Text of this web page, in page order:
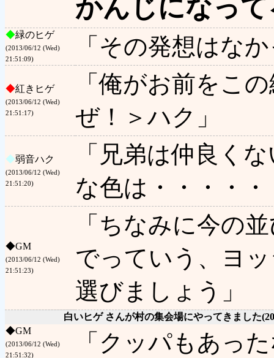
かんじになっ
◆緑のヒゲ
(2013/06/12 (Wed)
21:51:09)
「その発想はな
◆紅きヒゲ
(2013/06/12 (Wed)
21:51:17)
「俺がお前をこ
ぜ！＞ハク」
◆弱音ハク
(2013/06/12 (Wed)
21:51:20)
「兄弟は仲良く
な色は・・・・・
◆GM
(2013/06/12 (Wed)
21:51:23)
「ちなみに今の
でっていう、ヨ
選びましょう」
白いヒゲ さんが村の集会場にやってきました
◆GM
(2013/06/12 (Wed)
21:51:32)
「クッパもあっ